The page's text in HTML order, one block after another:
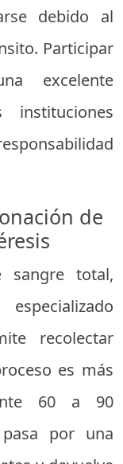
debido al
Participar
excelente
de
sangre total,
recolectar
es más
60 a 90
por una